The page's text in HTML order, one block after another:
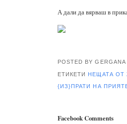
А дали да вярваш в
POSTED BY GERGANA
ЕТИКЕТИ НЕЩАТА ОТ
{ИЗ}ПРАТИ НА
Facebook Comments